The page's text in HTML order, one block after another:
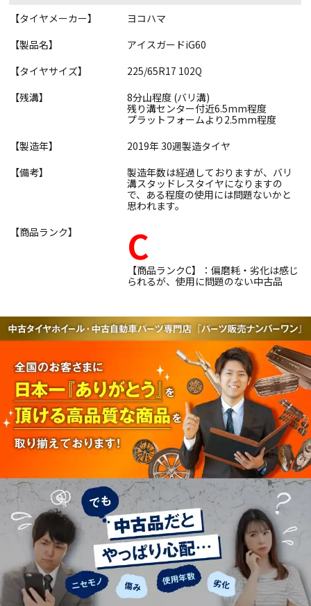
【タイヤメーカー】
ヨコハマ
【製品名】
アイスガードiG60
【タイヤサイズ】
225/65R17 102Q
【残溝】
8分山程度 (バリ溝)
残り溝センター付近6.5mm程度
プラットフォームより2.5mm程度
【製造年】
2019年 30週製造タイヤ
【備考】
製造年数は経過しておりますが、バリ
溝スタッドレスタイヤになりますの
で、ある程度の使用には問題ないかと
思われます。
【商品ランク】
C
【商品ランクC】：偏磨耗・劣化は感じ
られるが、使用に問題のない中古品